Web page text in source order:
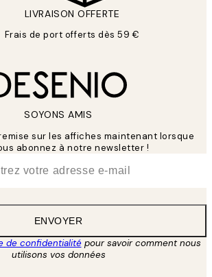
LIVRAISON OFFERTE
Frais de port offerts dès 59 €
SOYONS AMIS
sur les affiches maintenant lorsque
abonnez à notre newsletter !
ENVOYER
de confidentialitépour savoir comment nous
utilisons vos données